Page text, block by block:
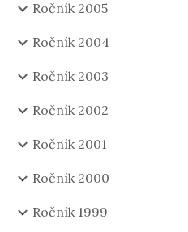
Ročník 2005
Ročník 2004
Ročník 2003
Ročník 2002
Ročník 2001
Ročník 2000
Ročník 1999